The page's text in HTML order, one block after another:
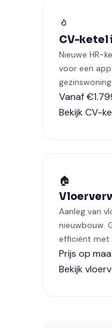
CV-ketel
Nieuwe HR-
voor een
Vanaf
Bekijk CV-
🏠
Aanleg van
nieuwbouw.
efficiënt met
Prijs op
Bekijk